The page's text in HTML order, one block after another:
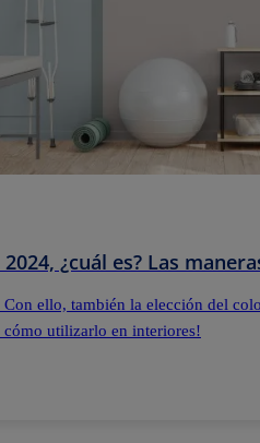
¿cuál es? Las
Con ello, también la elección del
cómo utilizarlo en interiores!